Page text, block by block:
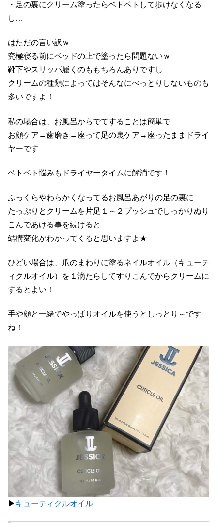
・足の裏にクリーム塗ったらベトベトして歩けなくなる
し…
はただの言い訳ｗ
究極寝る前にベッドの上で塗ったら問題ないｗ
靴下やスリッパ履くのももちろんありですし
クリームの種類によってはそんなにべっとりしないものも
多いですよ！
私の場合は、お風呂からでてすることは簡単で
お顔ケア→歯磨き→座って足の裏ケア→座ったままドライ
ヤーです
ベトベト悩みもドライヤータイムに解消です！
ふっくらやわらかくなってるお風呂あがりの足の裏に
たっぷりとクリームを片足１～２プッシュでしっかりぬり
こんであげる事を続けると
結構変化がわかってくると思いますよ★
ひどい場合は、爪のまわりに塗るネイルオイル（キューテ
ィクルオイル）を１滴たらしてすりこんでからクリームに
するとよい！
手や顔と一緒でやっぱりオイルを使うとしっとり～です
ね！
▶ キューティクルオイル